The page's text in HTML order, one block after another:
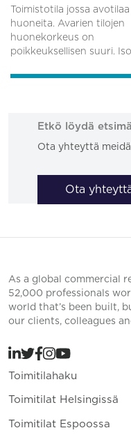
Toimistotila jossa avotilaa
huoneita. Avarien tilojen
huonekorkeus on
poikkeuksellisen suuri.
Etkö löydä
Ota yhteyttä
Ota
As a global commercial
52,000 professionals
world that’s been built,
our clients, colleagues
Toimitilahaku
Toimitilat Helsingissä
Toimitilat Espoossa